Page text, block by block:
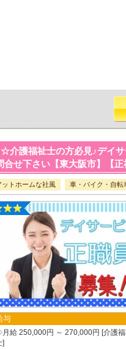
介護福祉士の方必見♪デイサ
合せ下さい【東大阪市】【
ットホームな社風 車・バイク・自転
与
月給 250,000円 ～ 270,000円 介護